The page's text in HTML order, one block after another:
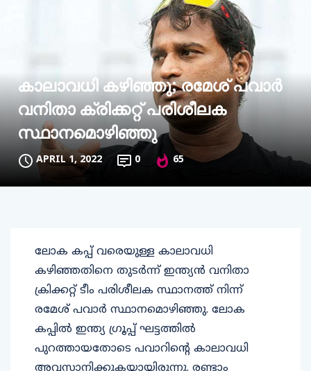
കാലാവധി കഴിഞ്ഞു; രമേശ് പവാർ
വനിതാ ക്രിക്കറ്റ് പരിശീലക
സ്ഥാനമൊഴിഞ്ഞു
APRIL 1, 2022 0 65
ലോക കപ്പ് വരെയുള്ള കാലാവധി
കഴിഞ്ഞതിനെ തുടർന്ന് ഇന്ത്യൻ വനിതാ
ക്രിക്കറ്റ് ടീം പരിശീലക സ്ഥാനത്ത് നിന്ന്
രമേശ് പവാർ സ്ഥാനമൊഴിഞ്ഞു. ലോക
കപ്പിൽ ഇന്ത്യ ഗ്രൂപ്പ് ഘട്ടത്തിൽ
പുറത്തായതോടെ പവാറിന്റെ കാലാവധി